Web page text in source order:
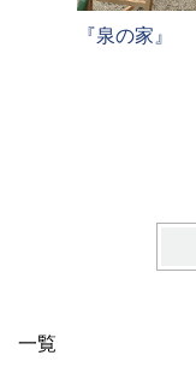
『泉の家』
一覧